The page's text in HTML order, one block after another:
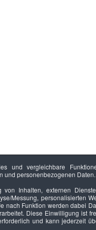
und vergleichbare
und personenbezogenen Daten.
von Inhalten, externen
Messung, personalisierten
nach Funktion werden dabei
Diese Einwilligung ist
und kann jederzeit